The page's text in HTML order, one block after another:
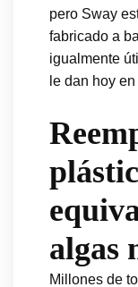
pero Sway
fabricado a
igualmente
le dan hoy
algas
Millones de